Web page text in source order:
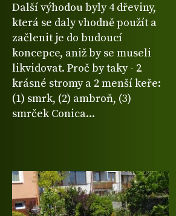
Další výhodou byly 4 dřeviny,
která se daly vhodně použít a
začlenit je do budoucí
koncepce, aniž by se museli
likvidovat. Proč by taky - 2
krásné stromy a 2 menší keře:
(1) smrk, (2) ambroň, (3)
smrček Conica...